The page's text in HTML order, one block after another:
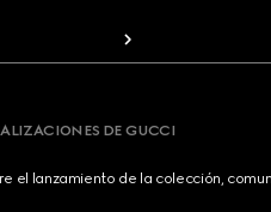
DE GUCCI
el lanzamiento de la colección,